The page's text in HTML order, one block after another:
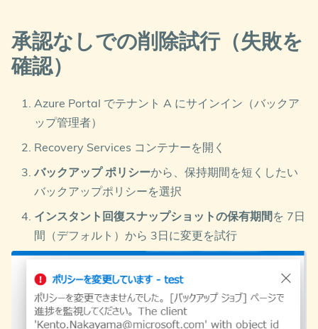
承認なしでの削除試行（失敗を
確認）
Azure Portal でテナント A にサインイン（バックア
ップ管理者）
Recovery Services コンテナーを開く
バックアップ ポリシーから、保持期間を短くしたい
バックアップポリシーを選択
インスタント回復スナップショットの保有期間を 7日
間（デフォルト）から 3日に変更を試行